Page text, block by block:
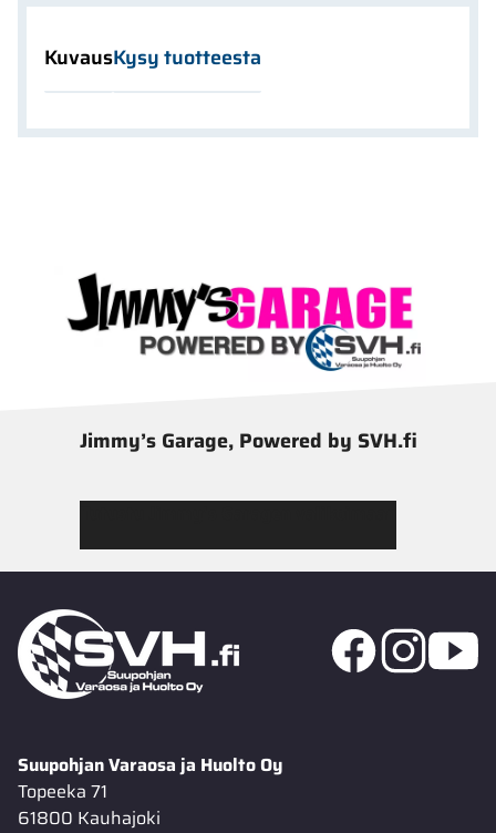
KuvausKysy tuotteesta
Jimmy’s Garage, Powered by SVH.fi
Suupohjan Varaosa ja Huolto Oy
Topeeka 71
61800 Kauhajoki